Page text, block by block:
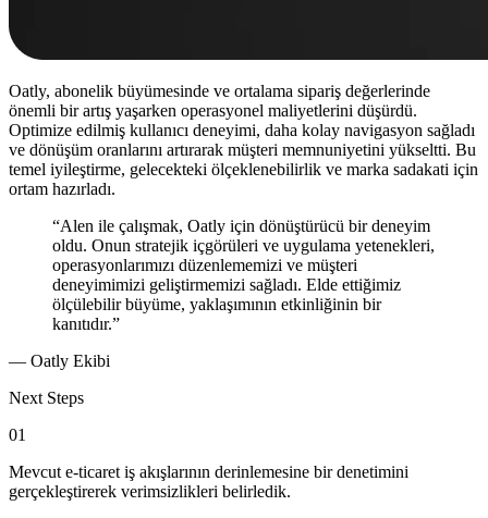
Oatly, abonelik büyümesinde ve ortalama sipariş değerlerinde
önemli bir artış yaşarken operasyonel maliyetlerini düşürdü.
Optimize edilmiş kullanıcı deneyimi, daha kolay navigasyon sağladı
ve dönüşüm oranlarını artırarak müşteri memnuniyetini yükseltti. Bu
temel iyileştirme, gelecekteki ölçeklenebilirlik ve marka sadakati için
ortam hazırladı.
“Alen ile çalışmak, Oatly için dönüştürücü bir deneyim
oldu. Onun stratejik içgörüleri ve uygulama yetenekleri,
operasyonlarımızı düzenlememizi ve müşteri
deneyimimizi geliştirmemizi sağladı. Elde ettiğimiz
ölçülebilir büyüme, yaklaşımının etkinliğinin bir
kanıtıdır.”
— Oatly Ekibi
Next Steps
01
Mevcut e-ticaret iş akışlarının derinlemesine bir denetimini
gerçekleştirerek verimsizlikleri belirledik.